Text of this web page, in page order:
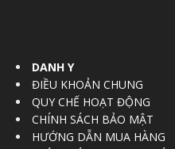
DANH Y
ĐIỀU KHOẢN CHUNG
QUY CHẾ HOẠT ĐỘNG
CHÍNH SÁCH BẢO MẬT
HƯỚNG DẪN MUA HÀNG